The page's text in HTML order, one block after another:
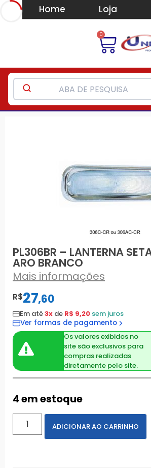
Home Loja
0
PL306BR – LANTERNA
ARO BRANCO
Mais informações
R$27,60
Em até3x de R$ 9,20 sem juros
Ver formas de pagamento
Os valores exibidos no
site são exclusivos para
compras realizadas
diretamente pelo site.
4 em estoque
ADICIONAR AO CARRINHO